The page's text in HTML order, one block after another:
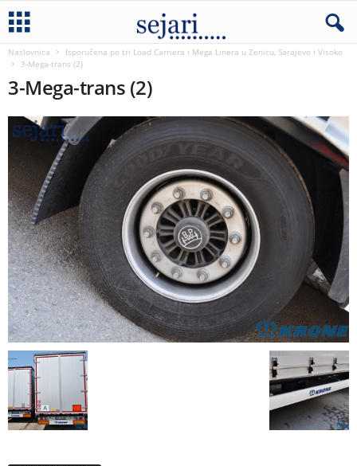
Naslovnica
Isporučena po tri Load Carriera i Mega Linera u Zenicu, Sarajevo i Visoko
3-Mega-trans (2)
3-Mega-trans (2)